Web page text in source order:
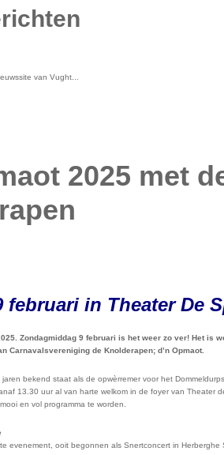
van Vught...
2025 met
februari in Theater De
Zondagmiddag 9 februari is het weer zo ver! Het is
Carnavalsvereniging de Knolderapen; d’n Opmaot.
bekend staat als de opwèrremer voor het
13.30 uur al van harte welkom in de foyer van Theater
en vol programma te worden.
evenement, ooit begonnen als Snertconcert in Herberghe